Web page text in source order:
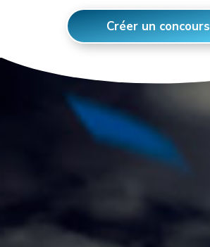
Créer un concours